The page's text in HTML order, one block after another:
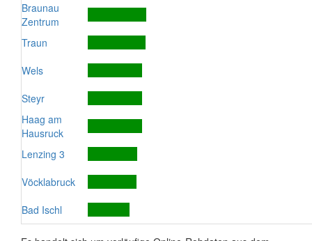
Braunau
Zentrum
Traun
Wels
Steyr
Haag am
Hausruck
Lenzing 3
Vöcklabruck
Bad Ischl